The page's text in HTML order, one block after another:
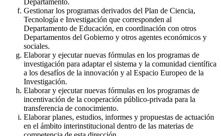
Departamento.
Gestionar los programas derivados del Plan de Ciencia,
Tecnología e Investigación que corresponden al
Departamento de Educación, en coordinación con otros
Departamentos del Gobierno y otros agentes económicos y
sociales.
Elaborar y ejecutar nuevas fórmulas en los programas de
investigación para adaptar el sistema y la comunidad científica
a los desafíos de la innovación y al Espacio Europeo de la
Investigación.
Elaborar y ejecutar nuevas fórmulas en los programas de
incentivación de la cooperación público-privada para la
transferencia de conocimiento.
Elaborar planes, estudios, informes y propuestas de actuación
en el ámbito interinstitucional dentro de las materias de